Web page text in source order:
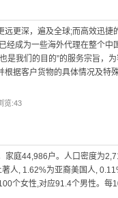
更深，遍及全球;而高效迅
成为一些海外代理在整个中
是我们的目的”的服务宗旨，
据客户货物的具体情况及特
览:43
庭44,986户。人口密度为
人, 1.62%为亚裔美国人,
个女性,对应91.4个男性。每